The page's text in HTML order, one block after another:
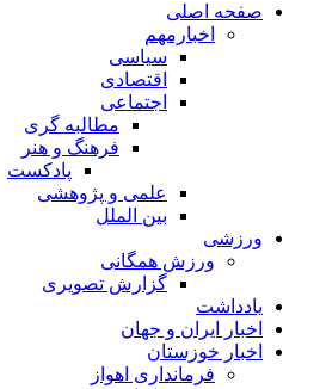
صفحه اصلی
اخبارمهم
سیاسی
اقتصادی
اجتماعی
مطالبه گری
فرهنگ و هنر
پادکست
علمی و پژوهشی
بین الملل
ورزشی
ورزش همگانی
گزارش تصویری
یادداشت
اخبار ایران و جهان
اخبار خوزستان
فرمانداری اهواز